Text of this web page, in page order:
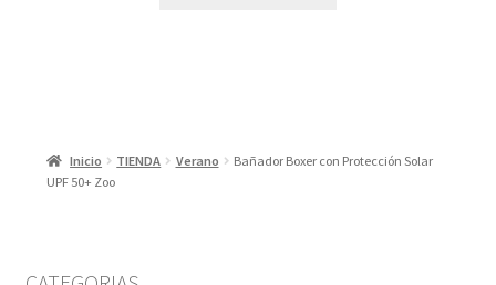
Inicio TIENDA Verano
Bañador Boxer con Protección Solar
UPF 50+ Zoo